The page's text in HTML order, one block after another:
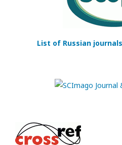
List of Russian